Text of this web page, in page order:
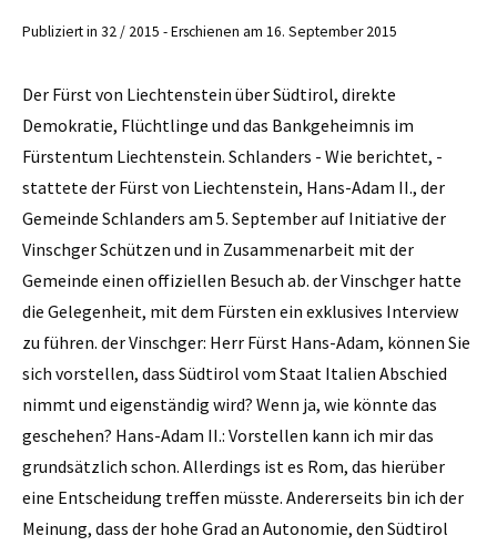
Publiziert in 32 / 2015 - Erschienen am 16. September 2015
Der Fürst von Liechtenstein über Südtirol, direkte
Demokratie, Flüchtlinge und das Bankgeheimnis im
Fürstentum Liechtenstein. Schlanders - Wie berichtet, ­
stattete der Fürst von Liechtenstein, Hans-Adam II., der
Gemeinde Schlanders am 5. September auf Initiative der
Vinschger Schützen und in Zusammenarbeit mit der
Gemeinde einen offiziellen Besuch ab. der Vinschger hatte
die Gelegenheit, mit dem Fürsten ein exklusives Interview
zu führen. der Vinschger: Herr Fürst Hans-Adam, können Sie
sich vorstellen, dass Südtirol vom Staat Italien Abschied
nimmt und eigenständig wird? Wenn ja, wie könnte das
geschehen? Hans-Adam II.: Vorstellen kann ich mir das
grundsätzlich schon. Allerdings ist es Rom, das hierüber
eine Entscheidung treffen müsste. Andererseits bin ich der
Meinung, dass der hohe Grad an Autonomie, den Südtirol